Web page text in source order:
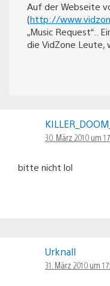
Auf der Webseite
(http://
„Music Request“..
die VidZone Leute,
KILLER_DOOM_
30. März 2010 um
bitte nicht lol
Urknall
31. März 2010 um